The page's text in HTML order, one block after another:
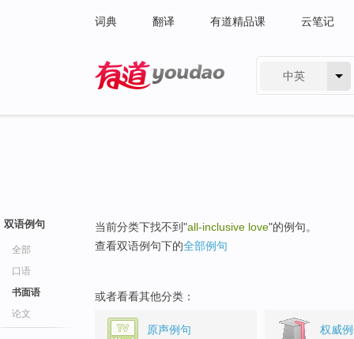
词典 翻译 有道精品课 云笔记
中英
双语例句
全部
口语
书面语
论文
当前分类下找不到"all-inclusive love"的例句。
查看双语例句下的全部例句
或者看看其他分类：
原声例句 权威